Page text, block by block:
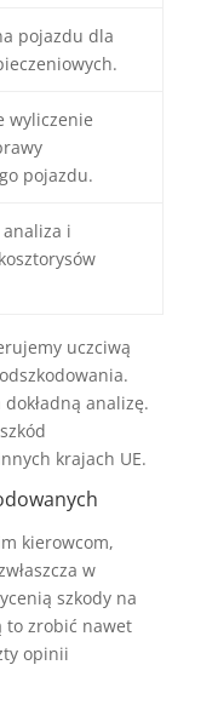
pojazdu dla
wyliczenie
pojazdu.
i
uczciwą
analizę.
krajach UE.
kierowcom,
w
szkody na
to zrobić nawet
opinii